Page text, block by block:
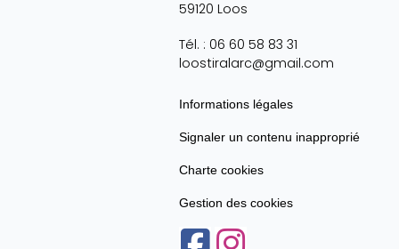
59120 Loos
Tél. : 06 60 58 83 31
loostiralarc@gmail.com
Informations légales
Signaler un contenu inapproprié
Charte cookies
Gestion des cookies